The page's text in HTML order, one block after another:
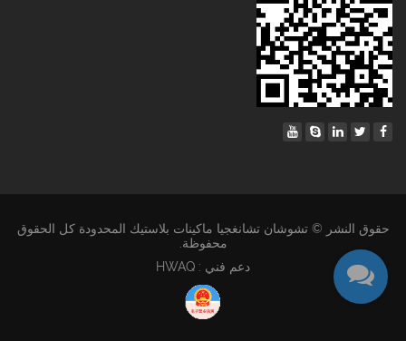
حقوق النشر © تشوشان تشانغجيا ماكينات بلاستيك المحدودة كل الحقوق
محفوظة.
دعم فني : HWAQ